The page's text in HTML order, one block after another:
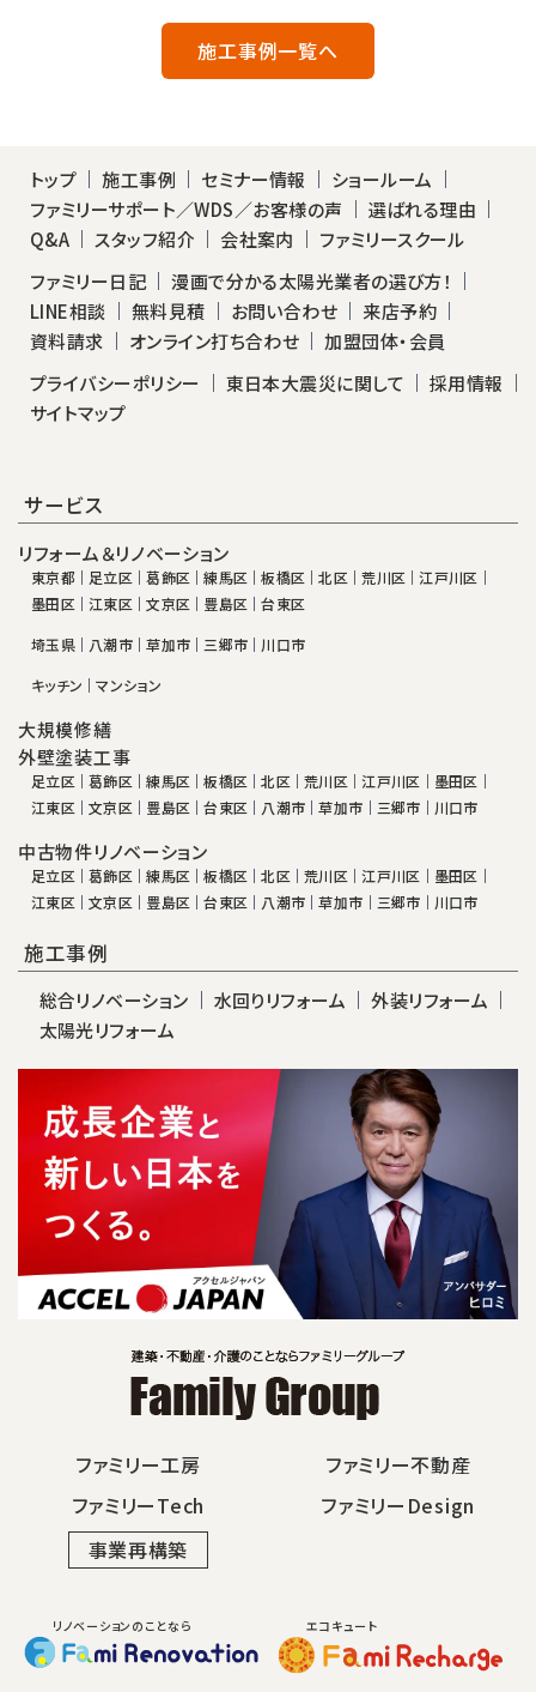
施工事例一覧へ
トップ 施工事例 セミナー情報
ショールーム
ファミリーサポート／WDS／お客様の声
選ばれる理由
Q&A
スタッフ紹介 会社案内
ファミリースクール
ファミリー日記
漫画で分かる太陽光業者の選び方！
LINE相談
無料見積 お問い合わせ
来店予約
資料請求
オンライン打ち合わせ
加盟団体・会員
プライバシーポリシー
東日本大震災に関して
採用情報
サイトマップ
サービス
リフォーム＆リノベーション
東京都 足立区 葛飾区 練馬区 板橋区 北区 荒川区
江戸川区
墨田区
江東区 文京区 豊島区
台東区
埼玉県
八潮市 草加市 三郷市
川口市
キッチン
マンション
大規模修繕
外壁塗装工事
足立区 葛飾区 練馬区 板橋区 北区 荒川区 江戸川区
墨田区
江東区
文京区 豊島区 台東区 八潮市 草加市 三郷市 川口市
中古物件リノベーション
足立区 葛飾区 練馬区 板橋区 北区 荒川区 江戸川区
墨田区
江東区
文京区 豊島区 台東区 八潮市 草加市 三郷市 川口市
施工事例
総合リノベーション 水回りリフォーム
外装リフォーム
太陽光リフォーム
ファミリー工房
ファミリー不動産
ファミリーTech
ファミリーDesign
事業再構築
リノベーションのことなら エコキュート